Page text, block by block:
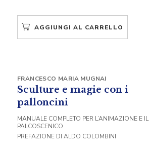
AGGIUNGI AL CARRELLO
Sculture e magie con i
palloncini
FRANCESCO MARIA MUGNAI
MANUALE COMPLETO PER L’ANIMAZIONE E IL
PALCOSCENICO
PREFAZIONE DI ALDO COLOMBINI